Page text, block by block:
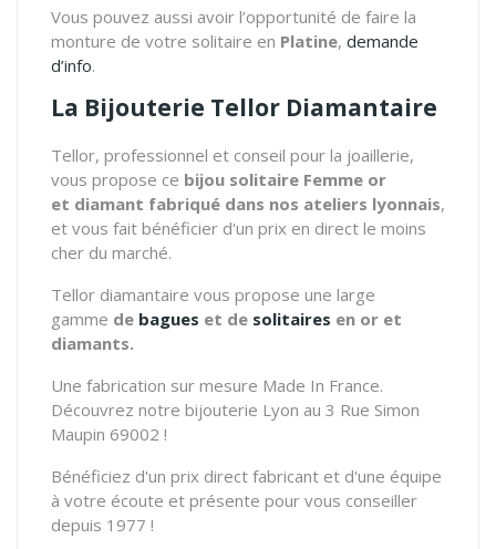
Vous pouvez aussi avoir l’opportunité de faire la
monture de votre solitaire en Platine, demande
d’info.
La Bijouterie Tellor Diamantaire
Tellor, professionnel et conseil pour la joaillerie,
vous propose ce bijou solitaire Femme or
et diamant fabriqué dans nos ateliers lyonnais,
et vous fait bénéficier d'un prix en direct le moins
cher du marché.
Tellor diamantaire vous propose une large
gamme de bagues et de solitaires en or et
diamants.
Une fabrication sur mesure Made In France.
Découvrez notre bijouterie Lyon au 3 Rue Simon
Maupin 69002 !
Bénéficiez d'un prix direct fabricant et d'une équipe
à votre écoute et présente pour vous conseiller
depuis 1977 !